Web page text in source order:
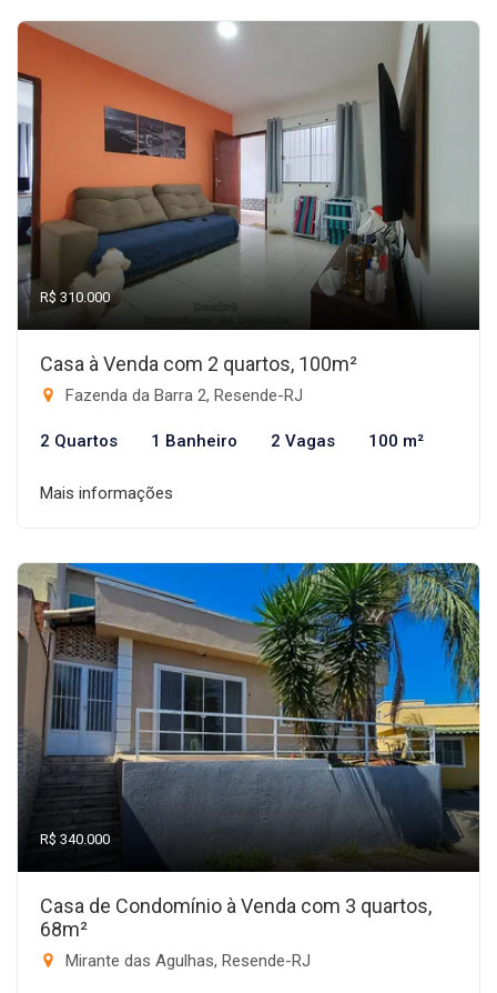
R$ 310.000
Casa à Venda com 2 quartos, 100m²
Fazenda da Barra 2, Resende-RJ
2 Quartos 1 Banheiro 2 Vagas 100 m²
Mais informações
R$ 340.000
Casa de Condomínio à Venda com 3 quartos,
68m²
Mirante das Agulhas, Resende-RJ